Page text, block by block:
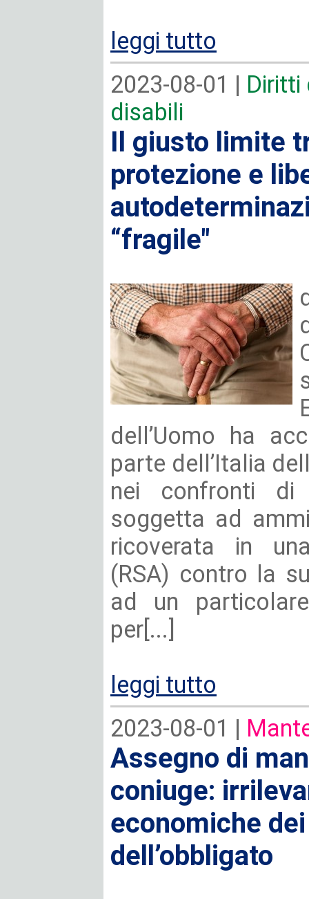
leggi tutto
2023-08-01 | Diritti
disabili
Il giusto limite
protezione e
“fragile"
dell’Uomo ha
parte dell’Italia
nei confronti di
soggetta ad
ricoverata in
(RSA) contro la
ad un
per[...]
leggi tutto
2023-08-01 |
Assegno di
coniuge:
economiche
dell’obbligato